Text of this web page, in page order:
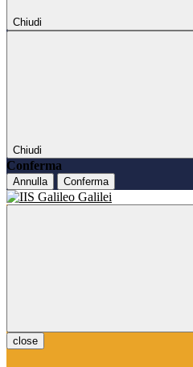
Chiudi
Chiudi
Conferma
Annulla Conferma
close